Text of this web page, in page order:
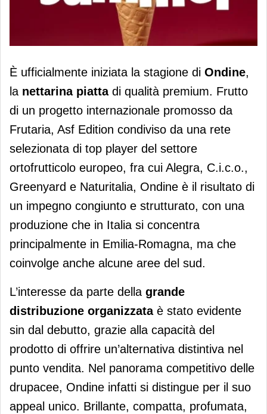
Ondine si fa spazio nel segmento
È ufficialmente iniziata la stagione di Ondine,
la nettarina piattadi qualità premium. Frutto
di un progetto internazionale promosso da
Frutaria, Asf Edition condiviso da una rete
selezionata di top player del settore
ortofrutticolo europeo, fra cui Alegra, C.i.c.o.,
Greenyard e Naturitalia, Ondine è il risultato di
un impegno congiunto e strutturato, con una
produzione che in Italia si concentra
principalmente in Emilia-Romagna, ma che
coinvolge anche alcune aree del sud.
L’interesse da parte della grande
distribuzione organizzataè stato evidente
sin dal debutto, grazie alla capacità del
prodotto di offrire un’alternativa distintiva nel
punto vendita. Nel panorama competitivo delle
drupacee, Ondine infatti si distingue per il suo
appeal unico. Brillante, compatta, profumata,